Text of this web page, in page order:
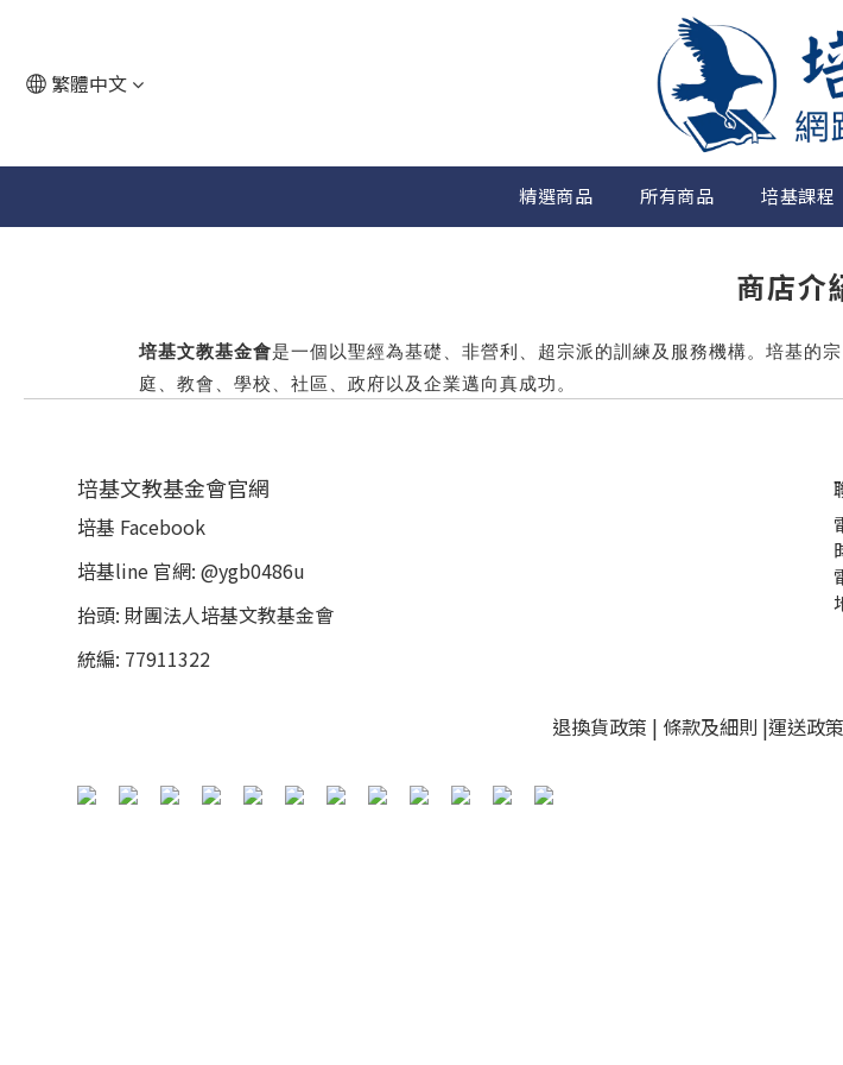
繁體中文
精選商品 所有商品 培基課程
商店介
培基文教基金會是一個以聖經為基礎、非營利、超宗派的訓練及服務機構。培基的
庭、教會、學校、社區、政府以及企業邁向真成功。
培基文教基金會官網
培基 Facebook
培基line 官網: @ygb0486u
抬頭: 財團法人培基文教基金會
統編: 77911322
退換貨政策 | 條款及細則 |運送政策